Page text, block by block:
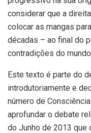
considerar que a
colocar as mangas
décadas – ao final do
contradições do
Este texto é parte do
introdutoriamente e
número de
aprofundar o debate
do Junho de 2013 que